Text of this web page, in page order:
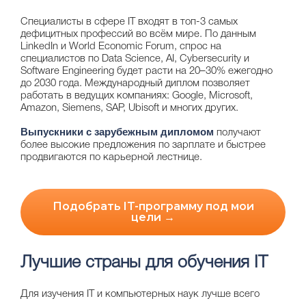
Специалисты в сфере IT входят в топ-3 самых
дефицитных профессий во всём мире. По данным
LinkedIn и World Economic Forum, спрос на
специалистов по Data Science, AI, Cybersecurity и
Software Engineering будет расти на 20–30% ежегодно
до 2030 года. Международный диплом позволяет
работать в ведущих компаниях: Google, Microsoft,
Amazon, Siemens, SAP, Ubisoft и многих других.
Выпускники с зарубежным дипломом получают
более высокие предложения по зарплате и быстрее
продвигаются по карьерной лестнице.
Подобрать IT-программу под мои
цели →
Лучшие страны для обучения IT
Для изучения IT и компьютерных наук лучше всего